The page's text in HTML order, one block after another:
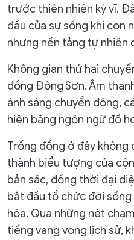
trước thiên nhiên kỳ vĩ.
đầu của sự sống khi con
nhưng nền tảng tự nhiên
Không gian thứ hai
đồng Đông Sơn. Âm
ánh sáng chuyển động,
hiện bằng ngôn ngữ đồ
Trống đồng ở đây không
thành biểu tượng của
bản sắc, đồng thời đại
bắt đầu tổ chức đời sống
hóa. Qua những nét
tiếng vang vọng lịch sử,